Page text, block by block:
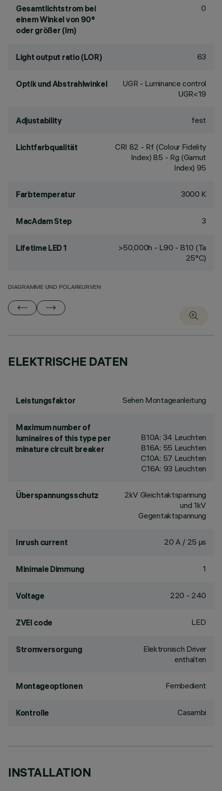
Gesamtlichtstrom bei
einem Winkel von 90°
oder größer (lm)
0
Light output ratio (LOR) 63
Optik und Abstrahlwinkel
UGR - Luminance control
UGR<19
Adjustability fest
Lichtfarbqualität CRI 82 - Rf (Colour Fidelity
Index) 85 - Rg (Gamut
Index) 95
Farbtemperatur 3000 K
MacAdam Step 3
Lifetime LED 1
>50,000h - L90 - B10 (Ta
25°C)
DIAGRAMME UND POLARKURVEN
ELEKTRISCHE DATEN
Leistungsfaktor Sehen Montageanleitung
Maximum number of
luminaires of this type per
minature circuit breaker
B10A: 34 Leuchten
B16A: 55 Leuchten
C10A: 57 Leuchten
C16A: 93 Leuchten
Überspannungsschutz
2kV Gleichtaktspannung
und 1kV
Gegentaktspannung
Inrush current 20 A / 25 µs
Minimale Dimmung 1
Voltage 220 - 240
ZVEI code LED
Stromversorgung
Elektronisch Driver
enthalten
Montageoptionen Fernbedient
Kontrolle Casambi
INSTALLATION